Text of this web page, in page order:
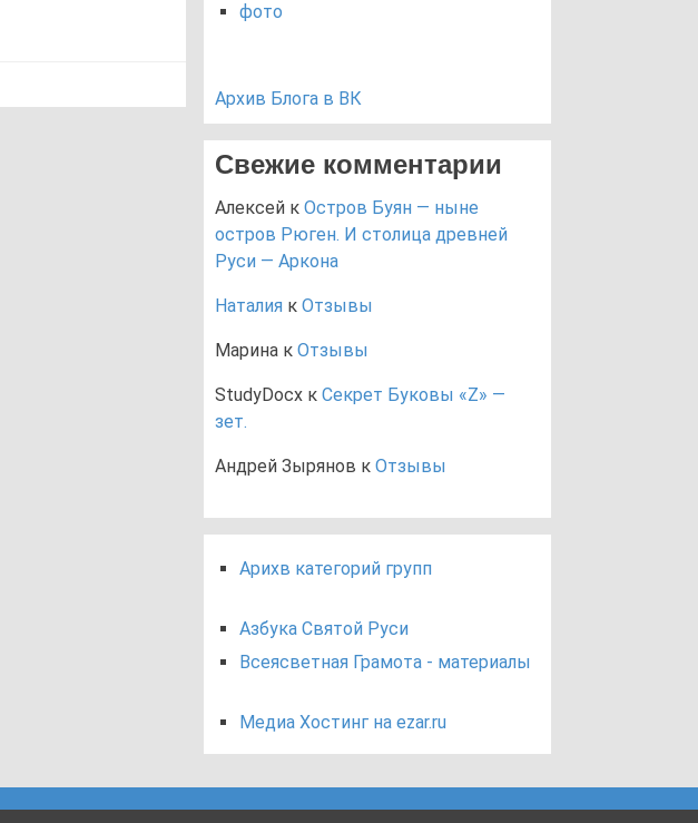
фото
Архив Блога в ВК
Свежие комментарии
Алексей к Остров Буян — ныне
остров Рюген. И столица древней
Руси — Аркона
Наталия к Отзывы
Марина к Отзывы
StudyDocx к Секрет Буковы «Z» —
зет.
Андрей Зырянов к Отзывы
Арихв категорий групп
Азбука Святой Руси
Всеясветная Грамота - материалы
Медиа Хостинг на ezar.ru